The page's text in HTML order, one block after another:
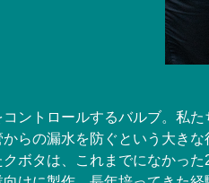
ントロールするバルブ。私
らの漏水を防ぐという大き
ボタは、これまでになかっ